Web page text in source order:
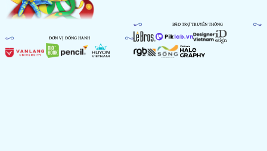
ĐƠN VỊ ĐỒNG HÀNH
BẢO TRỢ TRUYỀN THÔNG